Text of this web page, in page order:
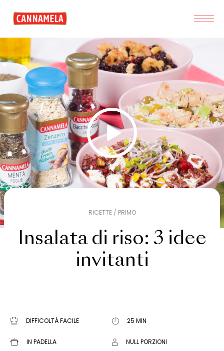
RICETTE / PRIMO
Insalata di riso: 3 idee
invitanti
DIFFICOLTÀ FACILE 25 MIN
IN PADELLA NULL PORZIONI